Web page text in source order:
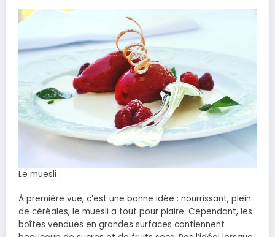
Le muesli :
À première vue, c’est une bonne idée : nourrissant, plein
de céréales, le muesli a tout pour plaire. Cependant, les
boîtes vendues en grandes surfaces contiennent